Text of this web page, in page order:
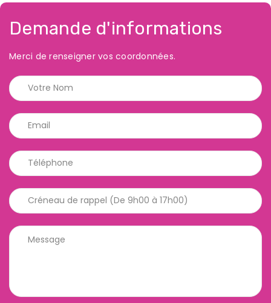
Demande d'informations
Merci de renseigner vos coordonnées.